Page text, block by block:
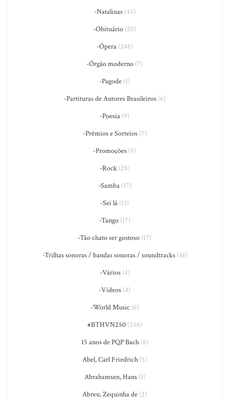
-Natalinas(45)
-Obituário (20)
-Ópera(248)
-Órgão moderno (7)
-Pagode (1)
-Partituras de Autores Brasileiros(6)
-Poesia (9)
-Prêmios e Sorteios(7)
-Promoções (9)
-Rock(28)
-Samba(17)
-Sei lá (13)
-Tango(17)
-Tão chato ser gostoso (17)
-Trilhas sonoras / bandas sonoras / soundtracks(41)
-Vários(4)
-Vídeos (4)
-World Music (6)
#BTHVN250(258)
15 anos de PQP Bach(8)
Abel, Carl Friedrich(5)
Abrahamsen, Hans(1)
Abreu, Zequinha de (2)